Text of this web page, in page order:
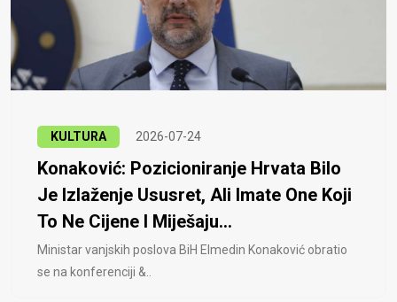
KULTURA 2026-07-24
Konaković: Pozicioniranje Hrvata Bilo
Je Izlaženje Ususret, Ali Imate One Koji
To Ne Cijene I Miješaju...
Ministar vanjskih poslova BiH Elmedin Konaković obratio
se na konferenciji &..